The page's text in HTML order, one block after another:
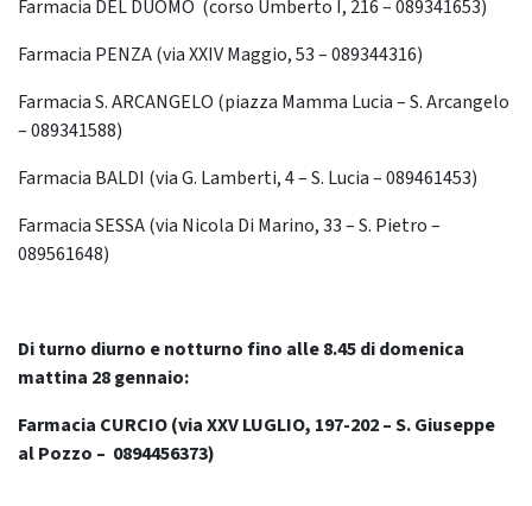
Farmacia DEL DUOMO (corso Umberto I, 216 – 089341653)
Farmacia PENZA (via XXIV Maggio, 53 – 089344316)
Farmacia S. ARCANGELO (piazza Mamma Lucia – S. Arcangelo
– 089341588)
Farmacia BALDI (via G. Lamberti, 4 – S. Lucia – 089461453)
Farmacia SESSA (via Nicola Di Marino, 33 – S. Pietro –
089561648)
Di turno diurno e notturno fino alle 8.45 di domenica
mattina 28 gennaio:
Farmacia CURCIO (via XXV LUGLIO, 197-202 – S. Giuseppe
al Pozzo – 0894456373)